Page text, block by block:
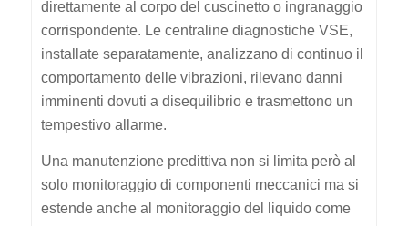
direttamente al corpo del cuscinetto o ingranaggio
corrispondente. Le centraline diagnostiche VSE,
installate separatamente, analizzano di continuo il
comportamento delle vibrazioni, rilevano danni
imminenti dovuti a disequilibrio e trasmettono un
tempestivo allarme.
Una manutenzione predittiva non si limita però al
solo monitoraggio di componenti meccanici ma si
estende anche al monitoraggio del liquido come